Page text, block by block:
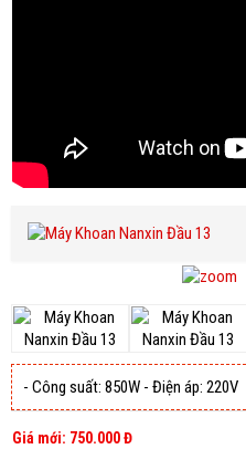
- Công suất: 850W - Điện áp: 220V
Giá mới: 750.000 Đ